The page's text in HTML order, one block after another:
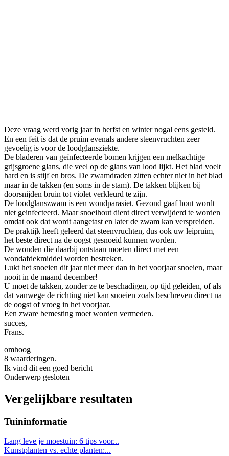
Deze vraag werd vorig jaar in herfst en winter nogal eens gesteld.
En een feit is dat de pruim evenals andere steenvruchten zeer
gevoelig is voor de loodglansziekte.
De bladeren van geínfecteerde bomen krijgen een melkachtige
grijsgroene glans, die veel op de glans van lood lijkt. Het blad voelt
hard en is stijf en bros. De zwamdraden zitten echter niet in het blad
maar in de takken (en soms in de stam). De takken blijken bij
doorsnijden bruin tot violet verkleurd te zijn.
De loodglanszwam is een wondparasiet. Gezond gaaf hout wordt
niet geinfecteerd. Maar snoeihout dient direct verwijderd te worden
omdat ook dat wordt aangetast en later de zwam kan verspreiden.
De praktijk heeft geleerd dat steenvruchten, dus ook uw leipruim,
het beste direct na de oogst gesnoeid kunnen worden.
De wonden die daarbij ontstaan moeten direct met een
wondafdekmiddel worden bestreken.
Lukt het snoeien dit jaar niet meer dan in het voorjaar snoeien, maar
nooit in de maand december!
U moet de takken, zonder ze te beschadigen, op tijd geleiden, of als
dat vanwege de richting niet kan snoeien zoals beschreven direct na
de oogst of vroeg in het voorjaar.
Een zware bemesting moet worden vermeden.
succes,
Frans.
omhoog
8 waarderingen.
Ik vind dit een goed bericht
Onderwerp gesloten
Vergelijkbare resultaten
Tuininformatie
Lang leve je moestuin: 6 tips voor...
Kunstplanten vs. echte planten:...